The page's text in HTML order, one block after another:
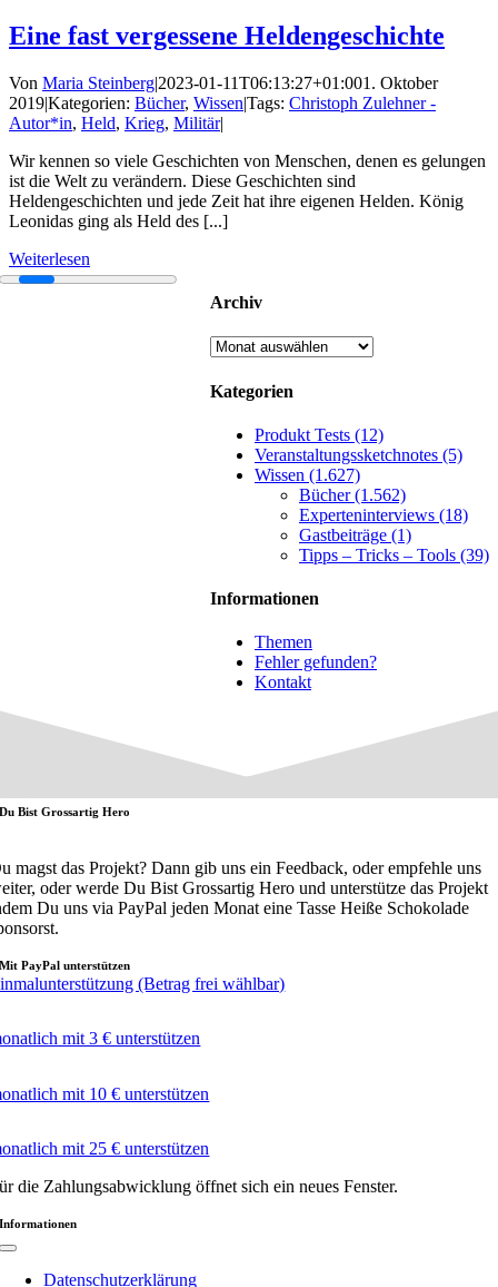
Eine fast vergessene Heldengeschichte
Von Maria Steinberg|2023-01-11T06:13:27+01:001. Oktober
2019|Kategorien: Bücher, Wissen|Tags: Christoph Zulehner -
Autor*in, Held, Krieg, Militär|
Wir kennen so viele Geschichten von Menschen, denen es gelungen
ist die Welt zu verändern. Diese Geschichten sind
Heldengeschichten und jede Zeit hat ihre eigenen Helden. König
Leonidas ging als Held des [...]
Weiterlesen
Archiv
Archiv
Kategorien
Produkt Tests (12)
Veranstaltungssketchnotes (5)
Wissen (1.627)
Bücher (1.562)
Experteninterviews (18)
Gastbeiträge (1)
Tipps – Tricks – Tools (39)
Informationen
Themen
Fehler gefunden?
Kontakt
Du Bist Grossartig Hero
magst das Projekt? Dann gib uns ein Feedback, oder empfehle uns
oder werde Du Bist Grossartig Hero und unterstütze das Projekt
Du uns via PayPal jeden Monat eine Tasse Heiße Schokolade
Mit PayPal unterstützen
(Betrag frei wählbar)
mit 3 € unterstützen
mit 10 € unterstützen
mit 25 € unterstützen
die Zahlungsabwicklung öffnet sich ein neues Fenster.
Informationen
Toggle
NavigationDatenschutzerklärung